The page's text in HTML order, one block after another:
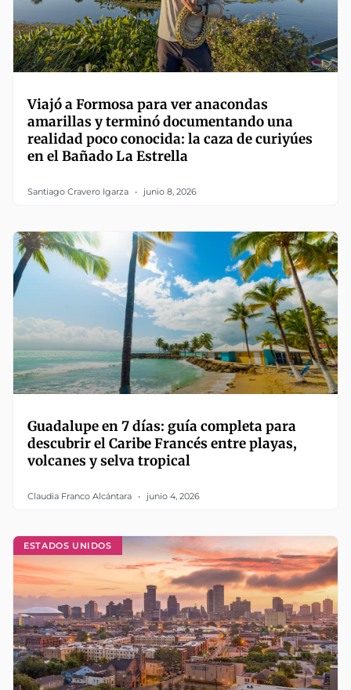
Viajó a Formosa para ver anacondas
amarillas y terminó documentando una
realidad poco conocida: la caza de curiyúes
en el Bañado La Estrella
Santiago Cravero Igarza junio 8, 2026
Guadalupe en 7 días: guía completa para
descubrir el Caribe Francés entre playas,
volcanes y selva tropical
Claudia Franco Alcántara junio 4, 2026
ESTADOS UNIDOS